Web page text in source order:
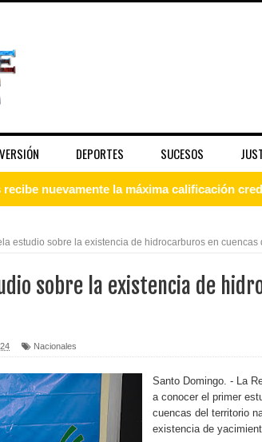
DEPORTES SUCESOS
se acompaña del coro “Más que
en Francia y Banreservas lanzan
y su Bipolarband deslumbran con una
2” llega a los cines impulsada por la
estudio sobre la existencia de hidrocarburos en cuencas
sobre la existencia de
Nacionales
Santo Domingo. - La
a conocer el primer
cuencas del territorio
existencia de